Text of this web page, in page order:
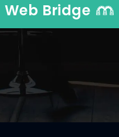
Web Bridge